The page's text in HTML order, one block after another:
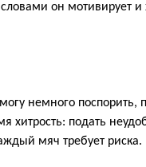
он мотивирует
немного поспорить,
хитрость: подать
мяч требует риска.